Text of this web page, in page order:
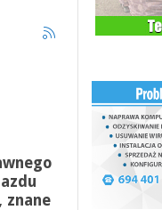
znane